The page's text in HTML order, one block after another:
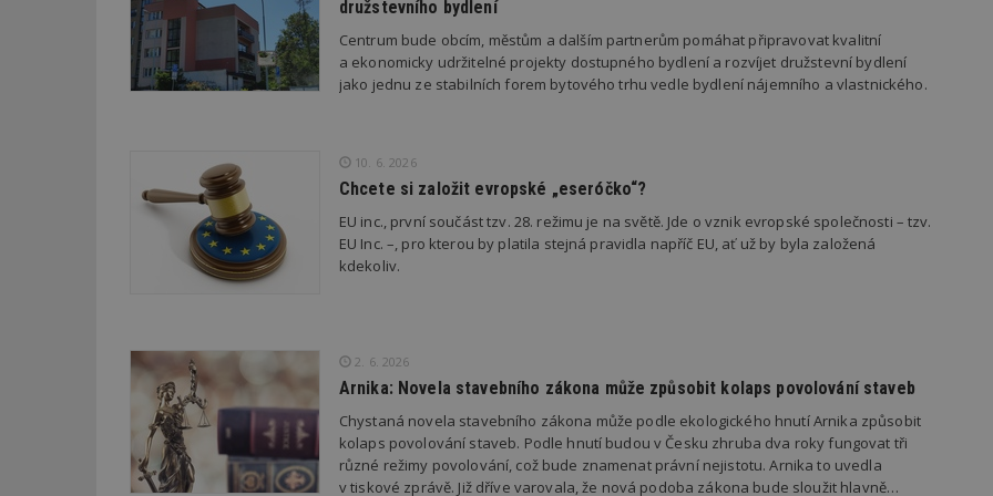
družstevního bydlení
Centrum bude obcím, městům a dalším partnerům pomáhat připravovat kvalitní
a ekonomicky udržitelné projekty dostupného bydlení a rozvíjet družstevní bydlení
jako jednu ze stabilních forem bytového trhu vedle bydlení nájemního a vlastnického.
10. 6. 2026
Chcete si založit evropské „eseróčko“?
EU inc., první součást tzv. 28. režimu je na světě. Jde o vznik evropské společnosti – tzv.
EU Inc. –, pro kterou by platila stejná pravidla napříč EU, ať už by byla založená
kdekoliv.
2. 6. 2026
Arnika: Novela stavebního zákona může způsobit kolaps povolování staveb
Chystaná novela stavebního zákona může podle ekologického hnutí Arnika způsobit
kolaps povolování staveb. Podle hnutí budou v Česku zhruba dva roky fungovat tři
různé režimy povolování, což bude znamenat právní nejistotu. Arnika to uvedla
v tiskové zprávě. Již dříve varovala, že nová podoba zákona bude sloužit hlavně…
_dc_gtm_UA-53599847-1
.estav.cz
53
sekund
Tento soubor cookie je přidružen k
Správce značek Google k načtení
stránku. Pokud je použit, lze jej
id
_hjFirstSeen
Hotjar Ltd
.estav.cz
minut
54
Soubor cookie je nastaven tak, aby
začátek cesty uživatele pro celkový
Neobsahuje žádné identifikovatelné
counter
minut
sekund
uživatele
__gfp_64b
Google LLC
.estav.cz
1 rok
Jedná se o soubor cookie, který slouží
dalších souborů cookie návštěvníkem